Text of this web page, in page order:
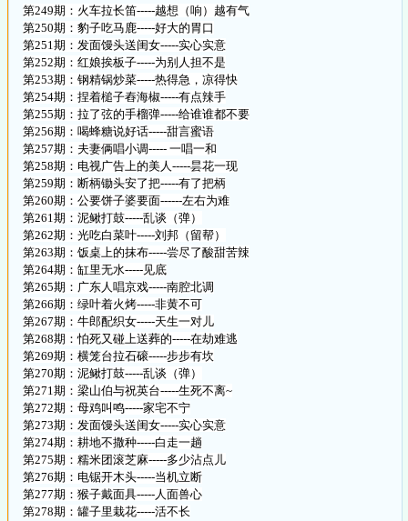
第249期：火车拉长笛-----越想（响）越有气
第250期：豹子吃马鹿-----好大的胃口
第251期：发面馒头送闺女-----实心实意
第252期：红娘挨板子-----为别人担不是
第253期：钢精锅炒菜-----热得急，凉得快
第254期：捏着槌子舂海椒-----有点辣手
第255期：拉了弦的手榴弹-----给谁谁都不要
第256期：喝蜂糖说好话-----甜言蜜语
第257期：夫妻俩唱小调----- 一唱一和
第258期：电视广告上的美人-----昙花一现
第259期：断柄锄头安了把-----有了把柄
第260期：公要饼子婆要面------左右为难
第261期：泥鳅打鼓-----乱谈（弹）
第262期：光吃白菜叶-----刘邦（留帮）
第263期：饭桌上的抹布-----尝尽了酸甜苦辣
第264期：缸里无水-----见底
第265期：广东人唱京戏-----南腔北调
第266期：绿叶着火烤-----非黄不可
第267期：牛郎配织女-----天生一对儿
第268期：怕死又碰上送葬的-----在劫难逃
第269期：横笼台拉石磙-----步步有坎
第270期：泥鳅打鼓-----乱谈（弹）
第271期：梁山伯与祝英台-----生死不离~
第272期：母鸡叫鸣-----家宅不宁
第273期：发面馒头送闺女-----实心实意
第274期：耕地不撒种-----白走一趟
第275期：糯米团滚芝麻-----多少沾点儿
第276期：电锯开木头-----当机立断
第277期：猴子戴面具-----人面兽心
第278期：罐子里栽花-----活不长